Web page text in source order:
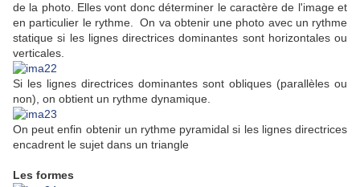
de la photo. Elles vont donc déterminer le caractère de l'image et
en particulier le rythme. On va obtenir une photo avec un rythme
statique si les lignes directrices dominantes sont horizontales ou
verticales.
Si les lignes directrices dominantes sont obliques (parallèles ou
non), on obtient un rythme dynamique.
On peut enfin obtenir un rythme pyramidal si les lignes directrices
encadrent le sujet dans un triangle
Les formes